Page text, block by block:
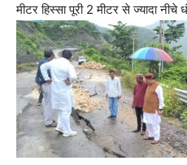
मीटर हिस्सा पूरी 2 मीटर से ज्यादा नीचे